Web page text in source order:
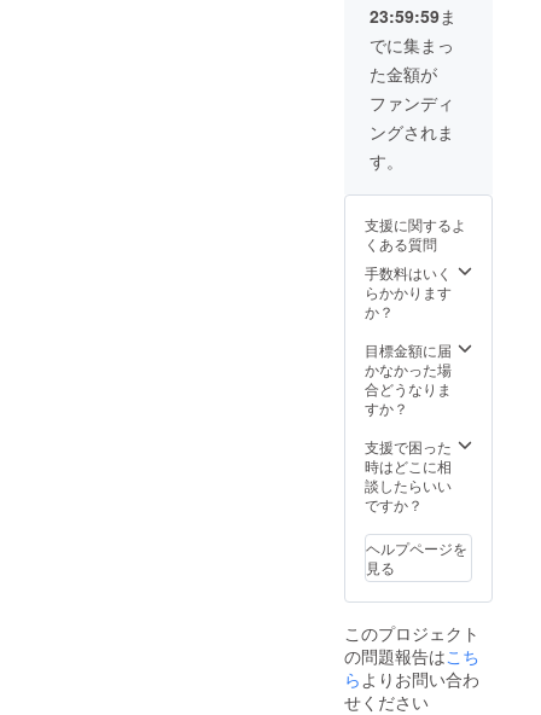
23:59:59ま
でに集まっ
た金額が
ファンディ
ングされま
す。
支援に関するよ
くある質問
手数料はいく
らかかります
か？
目標金額に届
かなかった場
合どうなりま
すか？
支援で困った
時はどこに相
談したらいい
ですか？
ヘルプページを
見る
このプロジェクト
の問題報告はこち
ら よりお問い合わ
せください